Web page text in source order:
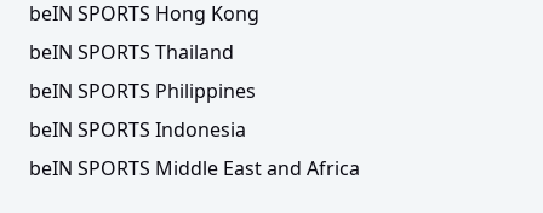
beIN SPORTS Hong Kong
beIN SPORTS Thailand
beIN SPORTS Philippines
beIN SPORTS Indonesia
beIN SPORTS Middle East and Africa